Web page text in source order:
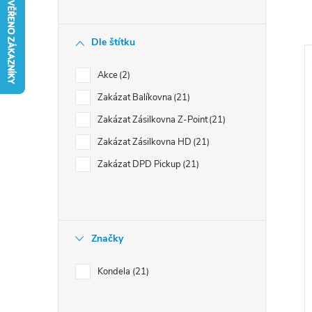
Dle štítku
Akce 2
Zakázat Balíkovna 21
Zakázat Zásilkovna Z-Point 21
Zakázat Zásilkovna HD 21
Zakázat DPD Pickup 21
Značky
Kondela 21